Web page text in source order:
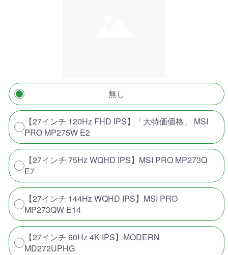
無し
【27インチ 120Hz FHD IPS】「大特価価格」 MSI
PRO MP275W E2
【27インチ 75Hz WQHD IPS】MSI PRO MP273Q
E7
【27インチ 144Hz WQHD IPS】MSI PRO
MP273QW E14
【27インチ 60Hz 4K IPS】MODERN
MD272UPHG